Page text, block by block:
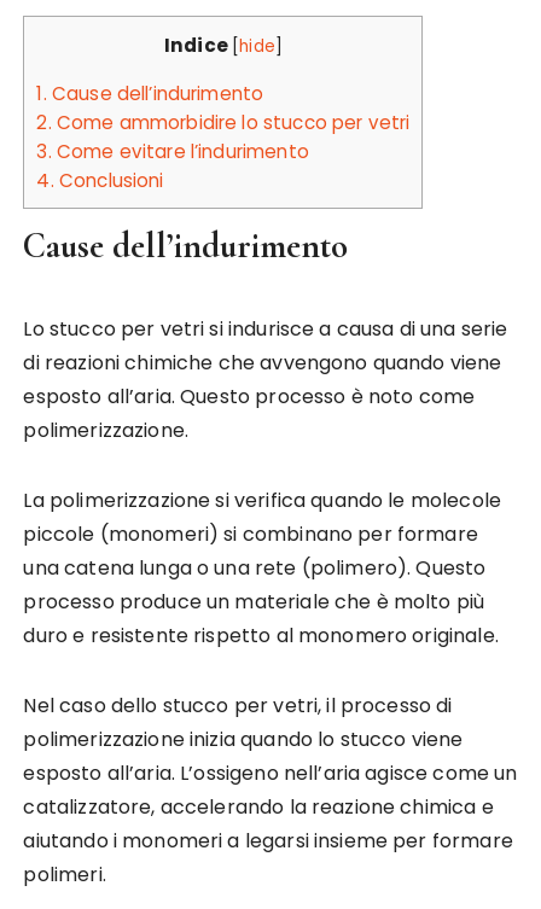
Indice [hide]
1. Cause dell’indurimento
2. Come ammorbidire lo stucco per vetri
3. Come evitare l’indurimento
4. Conclusioni
Cause dell’indurimento
Lo stucco per vetri si indurisce a causa di una serie
di reazioni chimiche che avvengono quando viene
esposto all’aria. Questo processo è noto come
polimerizzazione.
La polimerizzazione si verifica quando le molecole
piccole (monomeri) si combinano per formare
una catena lunga o una rete (polimero). Questo
processo produce un materiale che è molto più
duro e resistente rispetto al monomero originale.
Nel caso dello stucco per vetri, il processo di
polimerizzazione inizia quando lo stucco viene
esposto all’aria. L’ossigeno nell’aria agisce come un
catalizzatore, accelerando la reazione chimica e
aiutando i monomeri a legarsi insieme per formare
polimeri.